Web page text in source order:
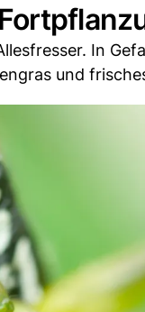
In
und